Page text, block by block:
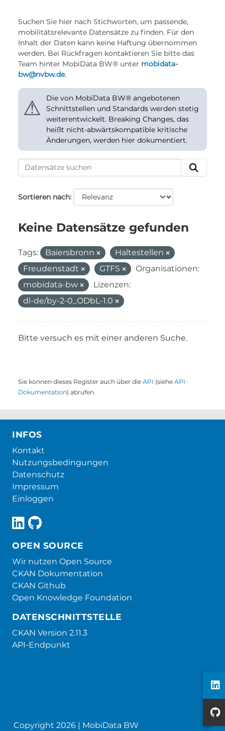
Suchen Sie hier nach Stichworten, um passende,
mobilitätsrelevante Datensätze zu finden. Für den
Inhalt der Daten kann keine Haftung übernommen
werden. Bei Rückfragen kontaktieren Sie bitte das
Team hinter MobiData BW® unter mobidata-
bw@nvbw.de.
⚠
Die von MobiData BW® angebotenen
Schnittstellen und Standards werden stetig
weiterentwickelt. Breaking Changes, das
heißt nicht-abwärtskompatible kritische
Änderungen, werden hier dokumentiert.
Sortieren nach
Keine Datensätze gefunden
Tags: Baiersbronn
Haltestellen
Freudenstadt
GTFS
Organisationen:
mobidata-bw
Lizenzen:
dl-de/by-2-0_ODbL-1.0
Bitte versuch es mit einer anderen Suche.
Sie können dieses Register auch über die API (siehe API-
Dokumentation) abrufen.
INFOS
Kontakt
Nutzungsbedingungen
Datenschutz
Impressum
Einloggen
OPEN SOURCE
Wir nutzen Open Source
CKAN Dokumentation
CKAN Github
Open Knowledge Foundation
DATENSCHNITTSTELLE
CKAN Version 2.11.3
API-Endpunkt
Copyright 2026 | MobiData BW